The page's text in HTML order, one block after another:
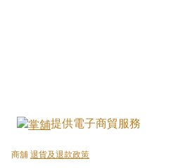
提供電子商貿服務
商舖 退貨及退款政策